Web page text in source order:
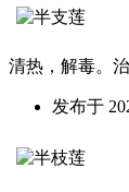
清热，解毒。
发布于